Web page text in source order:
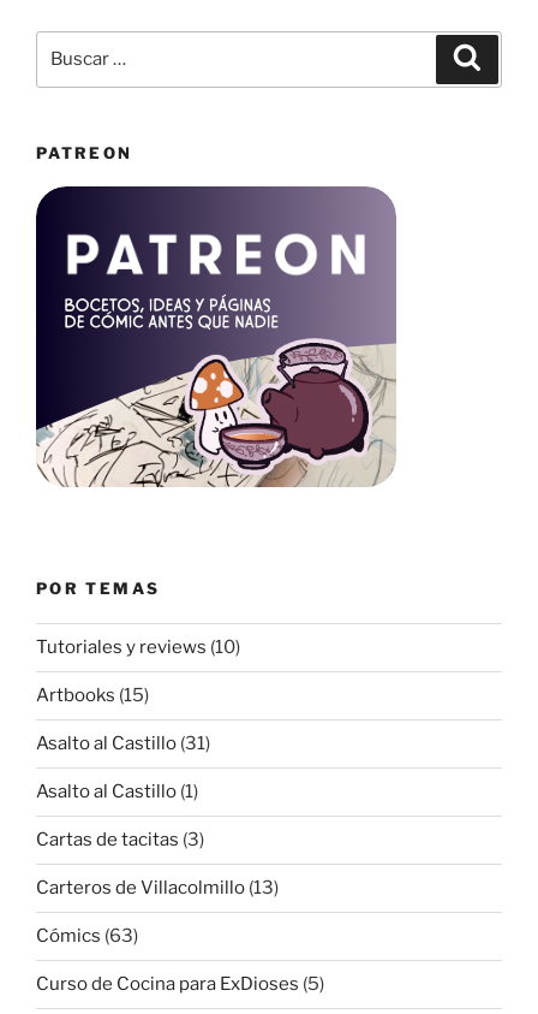
por:
PATREON
POR TEMAS
Tutoriales y reviews (10)
Artbooks (15)
Asalto al Castillo (31)
Asalto al Castillo (1)
Cartas de tacitas (3)
Carteros de Villacolmillo (13)
Cómics (63)
Curso de Cocina para ExDioses (5)